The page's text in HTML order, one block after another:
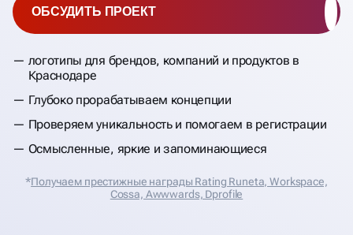
логотипы для брендов, компаний и продуктов в
Краснодаре
Глубоко прорабатываем концепции
Проверяем уникальность и помогаем в регистрации
Осмысленные, яркие и запоминающиеся
ОБСУДИТЬ ПРОЕКТ
*Получаем престижные награды Rating Runeta, Workspace,
Cossa, Аwwwards, Dprofile